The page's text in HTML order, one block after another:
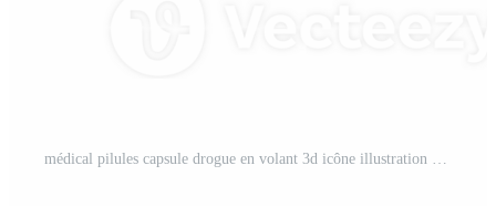
médical pilules capsule drogue en volant 3d icône illustration PNG Pro